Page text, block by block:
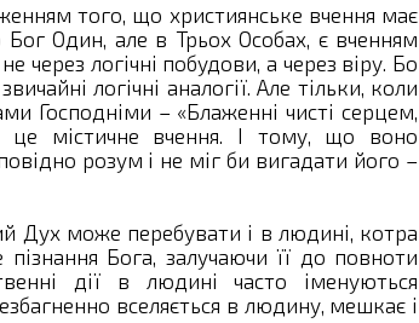
того, що християнське вчення має
Один, але в Трьох Особах, є вченням
через логічні побудови, а через віру. Бо
логічні аналогії. Але тільки, коли
Господніми – «Блаженні чисті серцем,
це містичне вчення. І тому, що воно
розум і не міг би вигадати його –
Дух може перебувати і в людині, котра
Бога, залучаючи її до повноти
дії в людині часто іменуються
вселяється в людину, мешкає і